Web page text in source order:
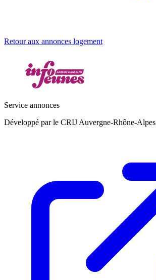
Retour aux annonces logement
Service annonces
Développé par le CRIJ Auvergne-Rhône-Alpes